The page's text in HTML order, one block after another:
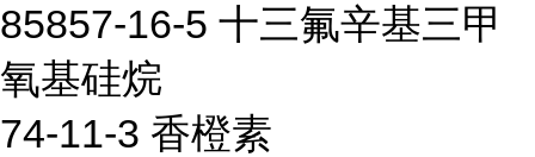
85857-16-5 十三氟辛基三甲
氧基硅烷
74-11-3 香橙素